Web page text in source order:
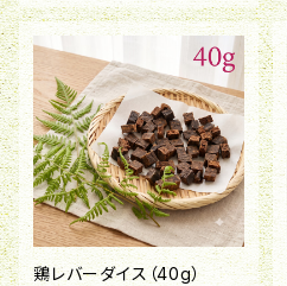
鶏レバーダイス（40g）